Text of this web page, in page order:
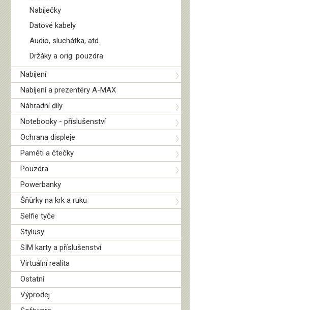
Nabíječky
Datové kabely
Audio, sluchátka, atd.
Držáky a orig. pouzdra
Nabíjení
Nabíjení a prezentéry A-MAX
Náhradní díly
Notebooky - příslušenství
Ochrana displeje
Paměti a čtečky
Pouzdra
Powerbanky
Šňůrky na krk a ruku
Selfie tyče
Stylusy
SIM karty a příslušenství
Virtuální realita
Ostatní
Výprodej